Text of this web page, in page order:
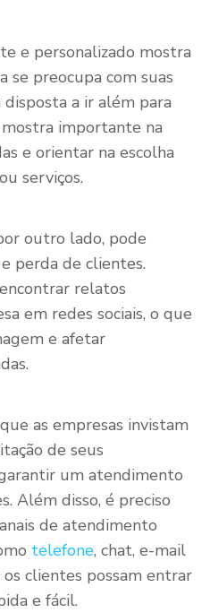
e personalizado mostra
se preocupa com suas
a ir além para
importante na
e orientar na escolha
serviços.
outro lado, pode
perda de clientes.
relatos
em redes sociais, o que
e afetar
as empresas invistam
de seus
um atendimento
Além disso, é preciso
de atendimento
telefone, chat, e-mail
os clientes possam entrar
e fácil.